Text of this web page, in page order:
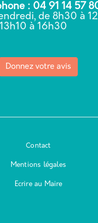
: 04 91 14 57
de 8h30 à
13h10 à 16h30
Donnez votre avis
Contact
Mentions légales
Ecrire au Maire